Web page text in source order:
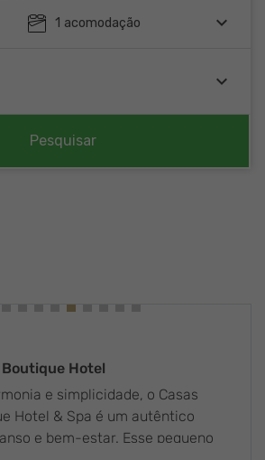
1 acomodação keyboard_arrow_down
keyboard_arrow_down
Pesquisar
Hotel
e simplicidade, o Casas
Hotel & Spa é um autêntico
e bem-estar. Esse pequeno